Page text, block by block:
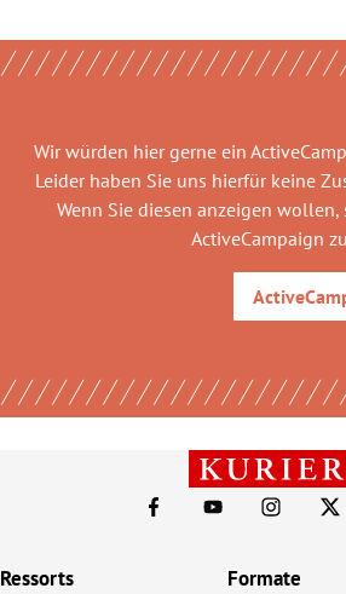
Wir würden hier gerne ein
Leider haben Sie uns hierfür keine
Wenn Sie diesen anzeigen
ActiveCampaign
Ressorts Formate